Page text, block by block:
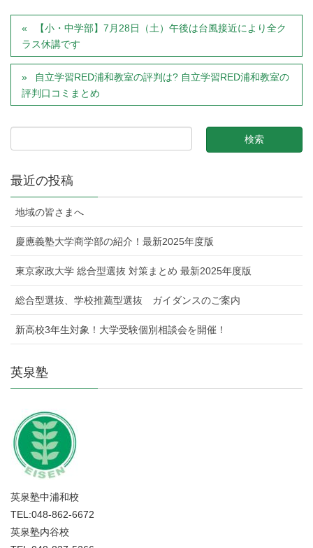
【小・中学部】7月28日（土）午後は台風接近により全ク
ラス休講です
自立学習RED浦和教室の評判は? 自立学習RED浦和教室の
評判口コミまとめ
最近の投稿
地域の皆さまへ
慶應義塾大学商学部の紹介！最新2025年度版
東京家政大学 総合型選抜 対策まとめ 最新2025年度版
総合型選抜、学校推薦型選抜 ガイダンスのご案内
新高校3年生対象！大学受験個別相談会を開催！
英泉塾
英泉塾中浦和校
TEL:048-862-6672
英泉塾内谷校